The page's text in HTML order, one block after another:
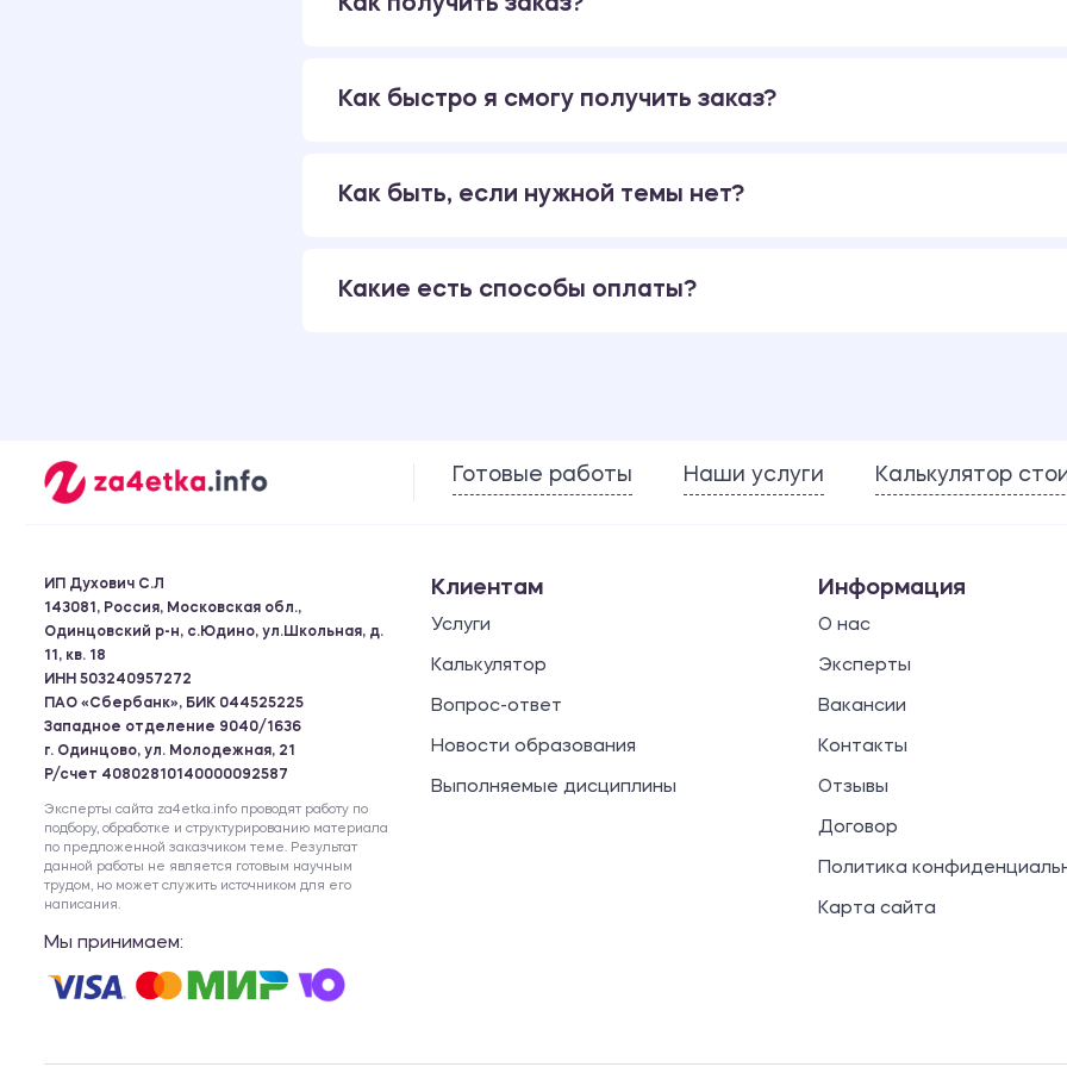
Как быстро я смогу получить заказ?
Как быть, если нужной темы нет?
Какие есть способы оплаты?
Готовые работы Наши услуги Калькулятор
ИП Духович С.Л
143081, Россия, Московская обл.,
Одинцовский р-н, с.Юдино, ул.Школьная, д.
11, кв. 18
ИНН 503240957272
ПАО «Сбербанк», БИК 044525225
Западное отделение 9040/1636
г. Одинцово, ул. Молодежная, 21
Р/счет 40802810140000092587
Эксперты сайта za4etka.info проводят работу по
подбору, обработке и структурированию материала
по предложенной заказчиком теме. Результат
данной работы не является готовым научным
трудом, но может служить источником для его
написания.
Мы принимаем:
Клиентам
Услуги
Калькулятор
Вопрос-ответ
Новости образования
Выполняемые дисциплины
Информация
О нас
Эксперты
Вакансии
Контакты
Отзывы
Договор
Политика
Карта сайта